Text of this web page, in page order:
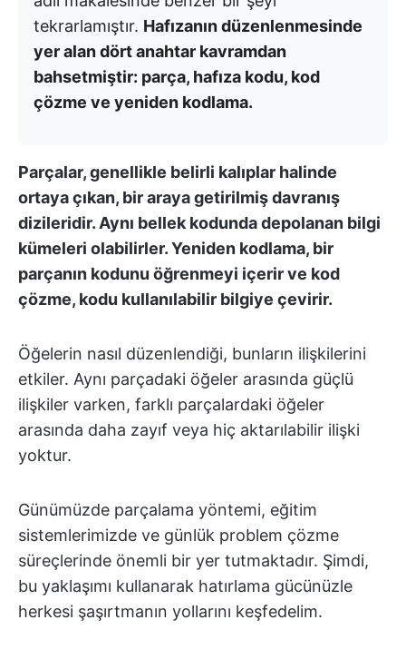
tekrarlamıştır. Hafızanın düzenlenmesinde
yer alan dört anahtar kavramdan
bahsetmiştir: parça, hafıza kodu, kod
çözme ve yeniden kodlama.
Parçalar, genellikle belirli kalıplar halinde
ortaya çıkan, bir araya getirilmiş davranış
dizileridir. Aynı bellek kodunda depolanan bilgi
kümeleri olabilirler. Yeniden kodlama, bir
parçanın kodunu öğrenmeyi içerir ve kod
çözme, kodu kullanılabilir bilgiye çevirir.
Öğelerin nasıl düzenlendiği, bunların ilişkilerini
etkiler. Aynı parçadaki öğeler arasında güçlü
ilişkiler varken, farklı parçalardaki öğeler
arasında daha zayıf veya hiç aktarılabilir ilişki
yoktur.
Günümüzde parçalama yöntemi, eğitim
sistemlerimizde ve günlük problem çözme
süreçlerinde önemli bir yer tutmaktadır. Şimdi,
bu yaklaşımı kullanarak hatırlama gücünüzle
herkesi şaşırtmanın yollarını keşfedelim.